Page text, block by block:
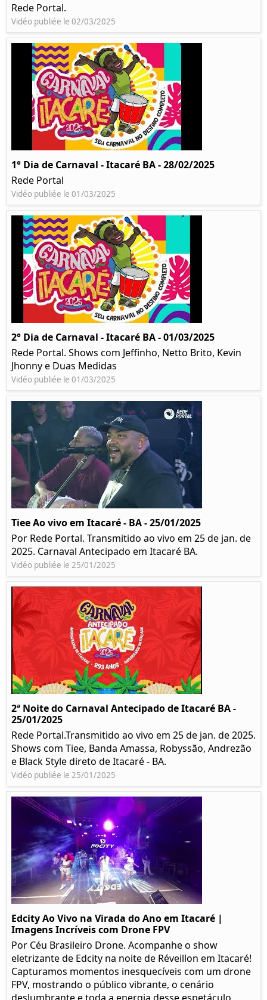
Rede Portal.
Vidéo publiée le 02/03/2025
1° Dia de Carnaval - Itacaré BA - 28/02/2025
Rede Portal
Vidéo publiée le 01/03/2025
2° Dia de Carnaval - Itacaré BA - 01/03/2025
Rede Portal. Shows com Jeffinho, Netto Brito, Kevin
Jhonny e Duas Medidas
Vidéo publiée le 01/03/2025
Tiee Ao vivo em Itacaré - BA - 25/01/2025
Por Rede Portal. Transmitido ao vivo em 25 de jan. de
2025. Carnaval Antecipado em Itacaré BA.
Vidéo publiée le 25/01/2025
2ª Noite do Carnaval Antecipado de Itacaré BA -
25/01/2025
Rede Portal.Transmitido ao vivo em 25 de jan. de 2025.
Shows com Tiee, Banda Amassa, Robyssão, Andrezão
e Black Style direto de Itacaré - BA.
Vidéo publiée le 25/01/2025
Edcity Ao Vivo na Virada do Ano em Itacaré |
Imagens Incríveis com Drone FPV
Por Céu Brasileiro Drone. Acompanhe o show
eletrizante de Edcity na noite de Réveillon em Itacaré!
Capturamos momentos inesquecíveis com um drone
FPV, mostrando o público vibrante, o cenário